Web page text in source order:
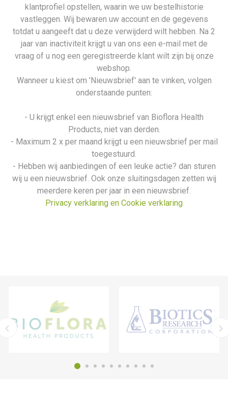
klantprofiel opstellen, waarin we uw bestelhistorie
vastleggen. Wij bewaren uw account en de gegevens
totdat u aangeeft dat u deze verwijderd wilt hebben. Na 2
jaar van inactiviteit krijgt u van ons een e-mail met de
vraag of u nog een geregistreerde klant wilt zijn bij onze
webshop.
Wanneer u kiest om 'Nieuwsbrief' aan te vinken, volgen
onderstaande punten:
- U krijgt enkel een nieuwsbrief van Bioflora Health
Products, niet van derden.
- Maximum 2 x per maand krijgt u een nieuwsbrief per mail
toegestuurd.
- Hebben wij aanbiedingen of een leuke actie? dan sturen
wij u een nieuwsbrief. Ook onze sluitingsdagen zetten wij
meerdere keren per jaar in een nieuwsbrief.
Privacy verklaring en Cookie verklaring